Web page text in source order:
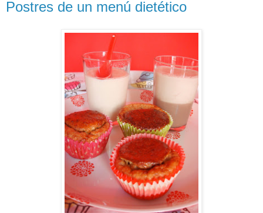
Postres de un menú dietético